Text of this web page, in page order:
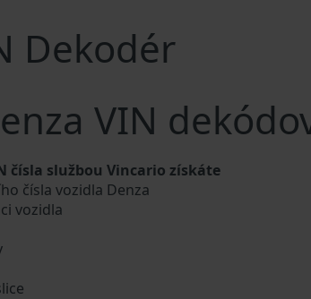
Dekodér
VIN
čísla službou Vincario získáte
čísla vozidla Denza
vozidla